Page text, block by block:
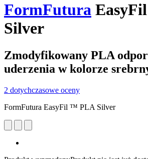
FormFutura
Silver
Zmodyfikowany PLA
uderzenia w kolorze
2 dotychczasowe oceny
FormFutura EasyFil ™ PLA Silver